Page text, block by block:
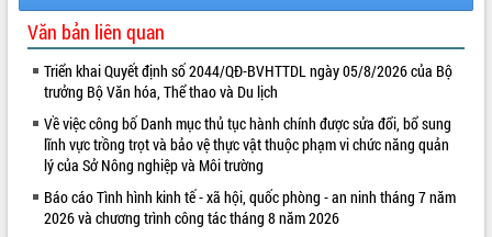
VIDEO
Văn bản liên quan
Triển khai Quyết định số 2044/QĐ-BVHTTDL ngày 05/8/2026 của Bộ
trưởng Bộ Văn hóa, Thể thao và Du lịch
Về việc công bố Danh mục thủ tục hành chính được sửa đổi, bổ sung
lĩnh vực trồng trọt và bảo vệ thực vật thuộc phạm vi chức năng quản
lý của Sở Nông nghiệp và Môi trường
Báo cáo Tình hình kinh tế - xã hội, quốc phòng - an ninh tháng 7 năm
2026 và chương trình công tác tháng 8 năm 2026